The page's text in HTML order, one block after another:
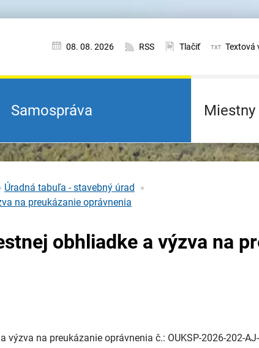
08. 08. 2026 RSS Tlačiť Textová
Samospráva Miestny
Úradná tabuľa - stavebný úrad
na preukázanie oprávnenia
obhliadke a výzva na
výzva na preukázanie oprávnenia č.: OUKSP-2026-202-